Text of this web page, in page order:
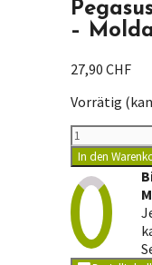
–
27,90 CHF
Vorrätig
Pegasus®
-
Moldavite
Menge
In den